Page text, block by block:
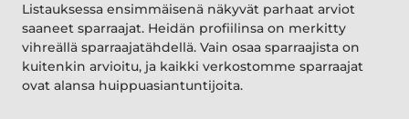
Listauksessa ensimmäisenä näkyvät parhaat arviot
saaneet sparraajat. Heidän profiilinsa on merkitty
vihreällä sparraajatähdellä. Vain osaa sparraajista on
kuitenkin arvioitu, ja kaikki verkostomme sparraajat
ovat alansa huippuasiantuntijoita.